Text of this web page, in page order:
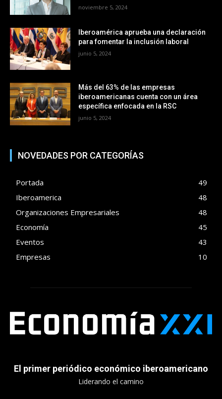
noviembre 5, 2024
Iberoamérica aprueba una declaración
para fomentar la inclusión laboral
junio 5, 2024
Más del 63% de las empresas
iberoamericanas cuenta con un área
específica enfocada en la RSC
junio 5, 2024
NOVEDADES POR CATEGORÍAS
Portada
49
Iberoamerica
48
Organizaciones Empresariales
48
Economía
45
Eventos
43
Empresas
10
El primer periódico económico iberoamericano
Liderando el camino